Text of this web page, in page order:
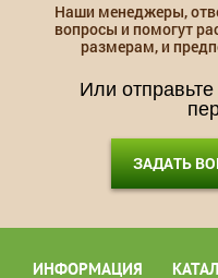
Наши менеджеры,
вопросы и помогут
размерам, и
Или
ЗАДАТЬ
ИНФОРМАЦИЯ